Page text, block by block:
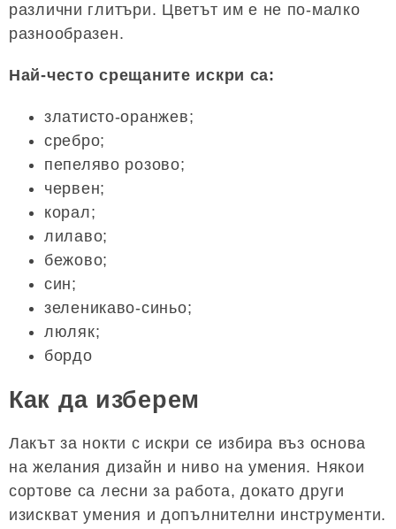
различни глитъри. Цветът им е не по-малко
разнообразен.
Най-често срещаните искри са:
златисто-оранжев;
сребро;
пепеляво розово;
червен;
корал;
лилаво;
бежово;
син;
зеленикаво-синьо;
люляк;
бордо
Как да изберем
Лакът за нокти с искри се избира въз основа
на желания дизайн и ниво на умения. Някои
сортове са лесни за работа, докато други
изискват умения и допълнителни инструменти.